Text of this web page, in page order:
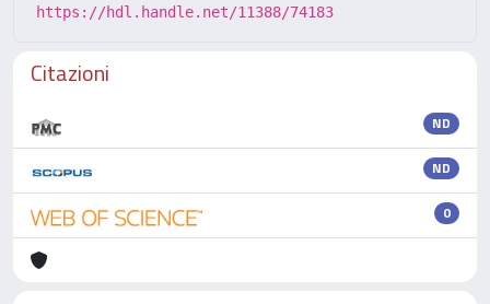
https://hdl.handle.net/11388/74183
Citazioni
ND
ND
0